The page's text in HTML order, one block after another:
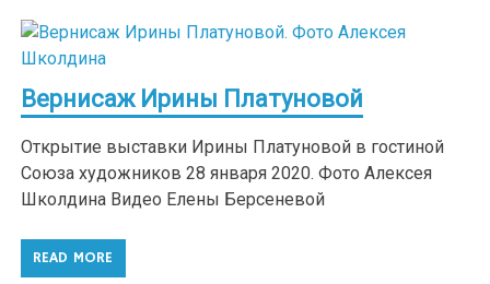
Вернисаж Ирины Платуновой
Открытие выставки Ирины Платуновой в гостиной
Союза художников 28 января 2020. Фото Алексея
Школдина Видео Елены Берсеневой
READ MORE